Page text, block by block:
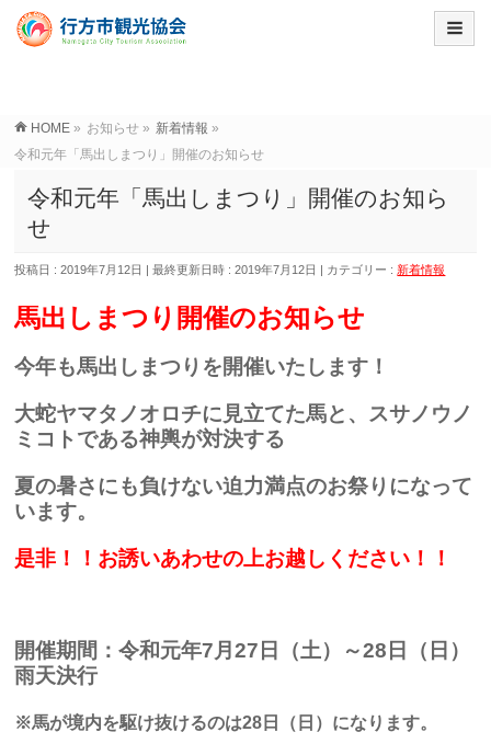
HOME » お知らせ » 新着情報 »
令和元年「馬出しまつり」開催のお知らせ
令和元年「馬出しまつり」開催のお知ら
せ
投稿日 : 2019年7月12日 最終更新日時 : 2019年7月12日 カテゴリー : 新着情報
馬出しまつり開催のお知らせ
今年も馬出しまつりを開催いたします！
大蛇ヤマタノオロチに見立てた馬と、スサノウノ
ミコトである神輿が対決する
夏の暑さにも負けない迫力満点のお祭りになって
います。
是非！！お誘いあわせの上お越しください！！
開催期間：令和元年7月27日（土）～28日（日）
雨天決行
※馬が境内を駆け抜けるのは28日（日）になります。